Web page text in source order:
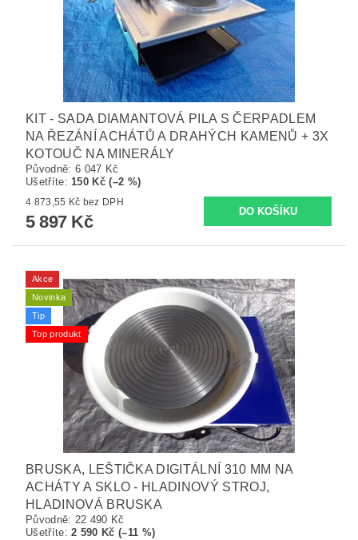
KIT - SADA DIAMANTOVÁ PILA S ČERPADLEM
NA ŘEZÁNÍ ACHÁTŮ A DRAHÝCH KAMENŮ + 3X
KOTOUČ NA MINERÁLY
Původně: 6 047 Kč
Ušetříte:150 Kč (–2 %)
4 873,55 Kč bez DPH
5 897 Kč
Akce
Novinka
Tip
Top produkt
BRUSKA, LEŠTIČKA DIGITÁLNÍ 310 MM NA
ACHÁTY A SKLO - HLADINOVÝ STROJ,
HLADINOVÁ BRUSKA
Původně: 22 490 Kč
Ušetříte:2 590 Kč (–11 %)